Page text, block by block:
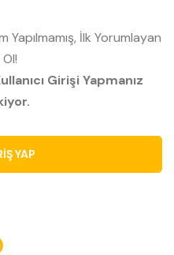
Yapılmamış, İlk Yorumlayan
Girişi Yapmanız
YAP